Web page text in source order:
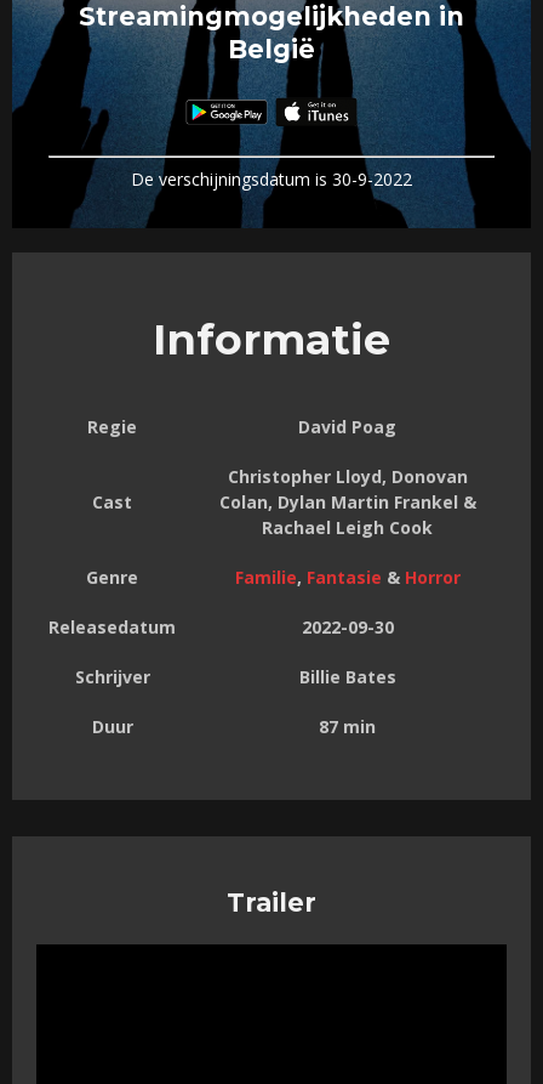
Streamingmogelijkheden in
België
De verschijningsdatum is 30-9-2022
Informatie
Regie David Poag
Cast
Christopher Lloyd, Donovan
Colan, Dylan Martin Frankel &
Rachael Leigh Cook
Genre Familie, Fantasie & Horror
Releasedatum 2022-09-30
Schrijver Billie Bates
Duur 87 min
Trailer